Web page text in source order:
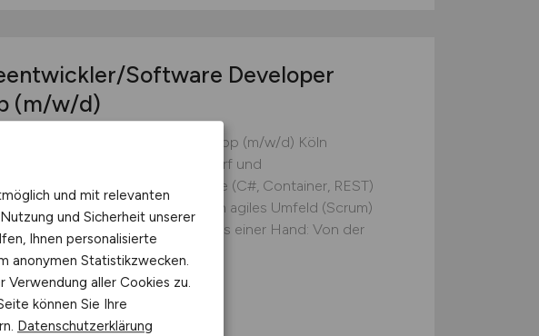
Software Developer
(m/w/d)
Software Developer Web/App (m/w/d) Köln
Deine Aufgaben: Entwurf und
plattformunabhängiger Module (C#, Container, REST)
und Erweiterungen Ein agiles Umfeld (Scrum)
Entwicklung Qualität aus einer Hand: Von der
Produkt -...
AG
Köln
und mit relevanten
und Sicherheit unserer
Ihnen personalisierte
anonymen Statistikzwecken.
Verwendung aller Cookies zu.
können Sie Ihre
Datenschutzerklärung